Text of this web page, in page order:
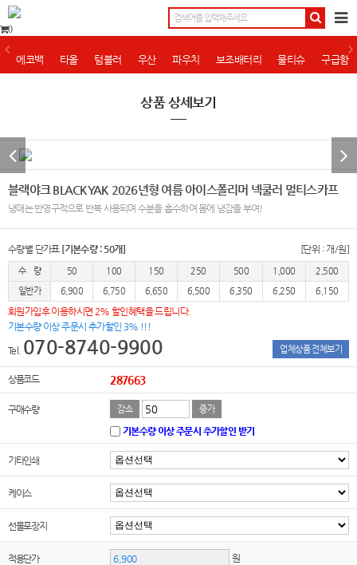
0
에코백 타올 텀블러 우산 파우치 보조배터리 물티슈 구급함
상품 상세보기
블랙야크 BLACKYAK 2026년형 여름 아이스폴리머 넥쿨러 멀티스카프
냉매는 반영구적으로 반복 사용되며 수분을 흡수하여 몸에 냉감을 부여!
수량별 단가표 [기본수량 : 50개] [단위 : 개/원]
수 량 50 100 150 250 500 1,000
2,500
일반가
6,900 6,750 6,650 6,500 6,350 6,250 6,150
회원가입후 이용하시면 2% 할인혜택을 드립니다.
기본수량 이상 주문시 추가할인 3% !!!
Tel. 070-8740-9900 업체상품 전체보기
상품코드 287663
구매수량 감소 증가
기본수량 이상 주문시 추가할인 받기
기타인쇄
케이스
선물포장지
적용단가 원